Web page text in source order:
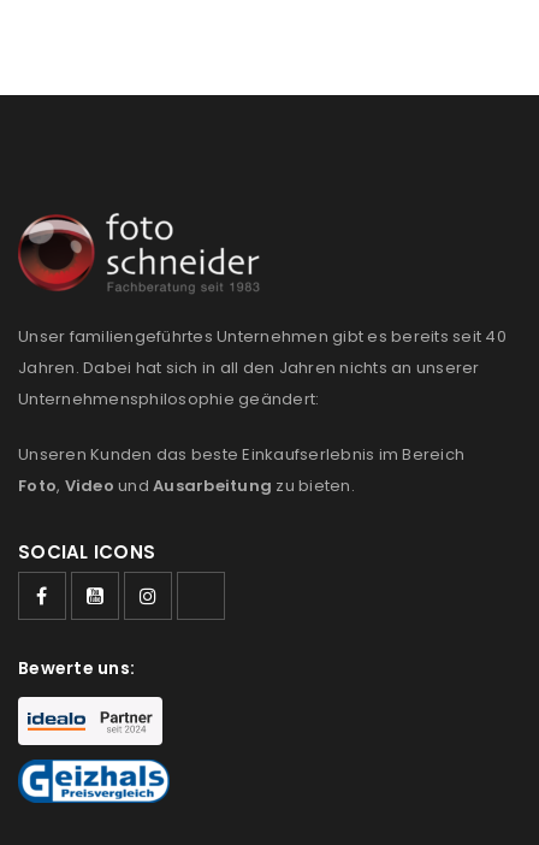
ANMELDEN
Benutzername oder E-Mail-Adresse
Unser familiengeführtes Unternehmen gibt es bereits seit 40
Jahren. Dabei hat sich in all den Jahren nichts an unserer
Unternehmensphilosophie geändert:
Unseren Kunden das beste Einkaufserlebnis im Bereich
Foto, Video und Ausarbeitung zu bieten.
SOCIAL ICONS
Bewerte uns: